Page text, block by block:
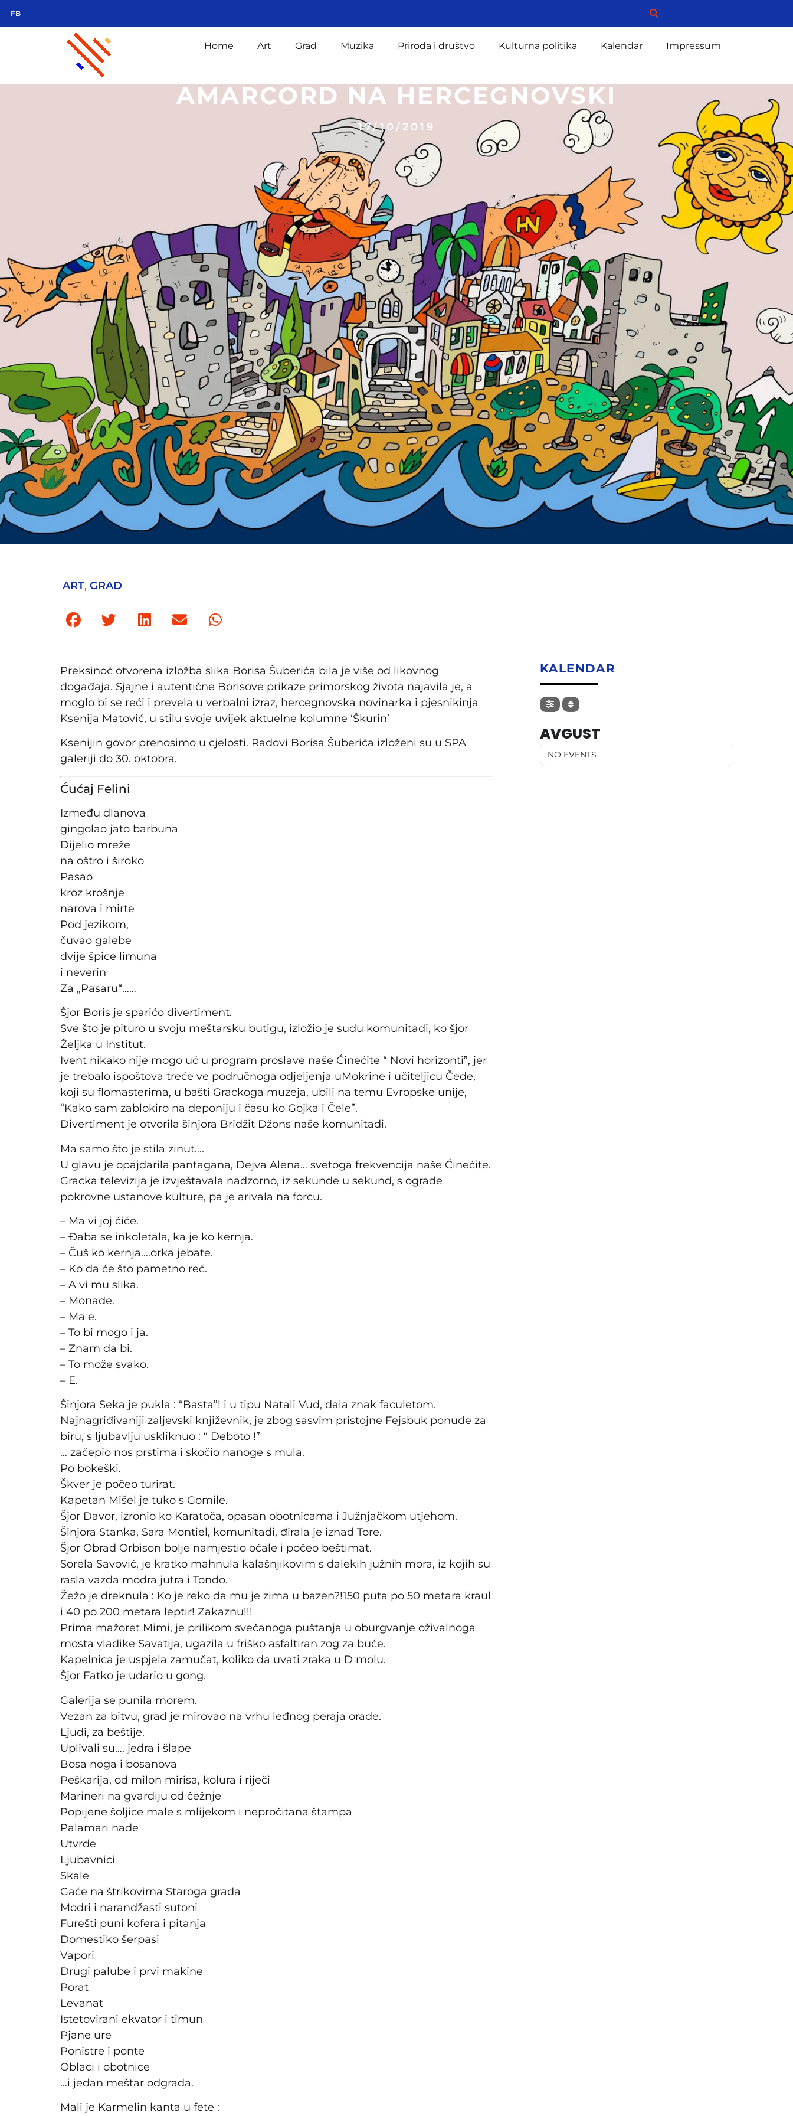
FB
Home Art Grad Muzika Priroda i društvo Kulturna politika Kalendar Impressum
AMARCORD NA HERCEGNOVSKI
17/10/2019
ART, GRAD
Preksinoć otvorena izložba slika Borisa Šuberića bila je više od likovnog
događaja. Sjajne i autentične Borisove prikaze primorskog života najavila je, a
moglo bi se reći i prevela u verbalni izraz, hercegnovska novinarka i pjesnikinja
Ksenija Matović, u stilu svoje uvijek aktuelne kolumne ‘Škurin’
Ksenijin govor prenosimo u cjelosti. Radovi Borisa Šuberića izloženi su u SPA
galeriji do 30. oktobra.
Ćućaj Felini
Između dlanova
gingolao jato barbuna
Dijelio mreže
na oštro i široko
Pasao
kroz krošnje
narova i mirte
Pod jezikom,
čuvao galebe
dvije špice limuna
i neverin
Za „Pasaru“……
Šjor Boris je sparićo divertiment.
Sve što je pituro u svoju meštarsku butigu, izložio je sudu komunitadi, ko šjor
Željka u Institut.
Ivent nikako nije mogo uć u program proslave naše Ćinećite “ Novi horizonti”, jer
je trebalo ispoštova treće ve područnoga odjeljenja uMokrine i učiteljicu Čede,
koji su flomasterima, u bašti Grackoga muzeja, ubili na temu Evropske unije,
“Kako sam zablokiro na deponiju i času ko Gojka i Čele”.
Divertiment je otvorila šinjora Bridžit Džons naše komunitadi.
Ma samo što je stila zinut….
U glavu je opajdarila pantagana, Dejva Alena… svetoga frekvencija naše Ćinećite.
Gracka televizija je izvještavala nadzorno, iz sekunde u sekund, s ograde
pokrovne ustanove kulture, pa je arivala na forcu.
– Ma vi joj ćiće.
– Đaba se inkoletala, ka je ko kernja.
– Čuš ko kernja….orka jebate.
– Ko da će što pametno reć.
– A vi mu slika.
– Monade.
– Ma e.
– To bi mogo i ja.
– Znam da bi.
– To može svako.
– E.
Šinjora Seka je pukla : “Basta”! i u tipu Natali Vud, dala znak faculetom.
Najnagriđivaniji zaljevski književnik, je zbog sasvim pristojne Fejsbuk ponude za
biru, s ljubavlju uskliknuo : “ Deboto !”
… začepio nos prstima i skočio nanoge s mula.
Po bokeški.
Škver je počeo turirat.
Kapetan Mišel je tuko s Gomile.
Šjor Davor, izronio ko Karatoča, opasan obotnicama i Južnjačkom utjehom.
Šinjora Stanka, Sara Montiel, komunitadi, đirala je iznad Tore.
Šjor Obrad Orbison bolje namjestio oćale i počeo beštimat.
Sorela Savović, je kratko mahnula kalašnjikovim s dalekih južnih mora, iz kojih su
rasla vazda modra jutra i Tondo.
Žežo je dreknula : Ko je reko da mu je zima u bazen?!150 puta po 50 metara kraul
i 40 po 200 metara leptir! Zakaznu!!!
Prima mažoret Mimi, je prilikom svečanoga puštanja u oburgvanje oživalnoga
mosta vladike Savatija, ugazila u friško asfaltiran zog za buće.
Kapelnica je uspjela zamučat, koliko da uvati zraka u D molu.
Šjor Fatko je udario u gong.
Galerija se punila morem.
Vezan za bitvu, grad je mirovao na vrhu leđnog peraja orade.
Ljudi, za beštije.
Uplivali su…. jedra i šlape
Bosa noga i bosanova
Peškarija, od milon mirisa, kolura i riječi
Marineri na gvardiju od čežnje
Popijene šoljice male s mlijekom i nepročitana štampa
Palamari nade
Utvrde
Ljubavnici
Skale
Gaće na štrikovima Staroga grada
Modri i narandžasti sutoni
Furešti puni kofera i pitanja
Domestiko šerpasi
Vapori
Drugi palube i prvi makine
Porat
Levanat
Istetovirani ekvator i timun
Pjane ure
Ponistre i ponte
Oblaci i obotnice
…i jedan meštar odgrada.
Mali je Karmelin kanta u fete :
KALENDAR
AVGUST
NO EVENTS